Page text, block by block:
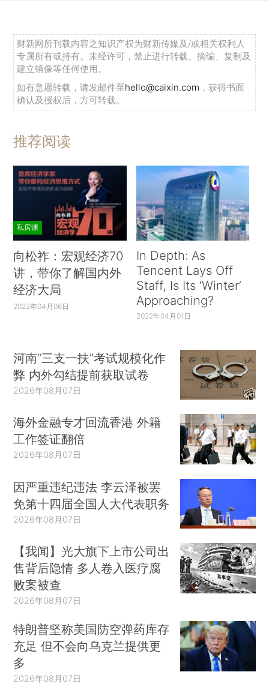
财新网所刊载内容之知识产权为财新传媒及/或相关权利人
专属所有或持有。未经许可，禁止进行转载、摘编、复制及
建立镜像等任何使用。
如有意愿转载，请发邮件至hello@caixin.com ，获得书面
确认及授权后，方可转载。
推荐阅读
私房课
向松祚：宏观经济70
讲，带你了解国内外
经济大局
2022年04月06日
In Depth: As
Tencent Lays Off
Staff, Is Its ‘Winter’
Approaching?
2022年04月01日
河南“三支一扶”考试规模化作
弊 内外勾结提前获取试卷
2026年08月07日
海外金融专才回流香港 外籍
工作签证翻倍
2026年08月07日
因严重违纪违法 李云泽被罢
免第十四届全国人大代表职务
2026年08月07日
【我闻】光大旗下上市公司出
售背后隐情 多人卷入医疗腐
败案被查
2026年08月07日
特朗普坚称美国防空弹药库存
充足 但不会向乌克兰提供更
多
2026年08月07日